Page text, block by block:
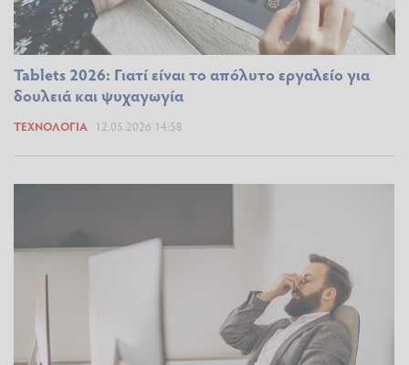
Tablets 2026: Γιατί είναι το απόλυτο εργαλείο για
δουλειά και ψυχαγωγία
ΤΕΧΝΟΛΟΓΊΑ 12.05.2026 14:58